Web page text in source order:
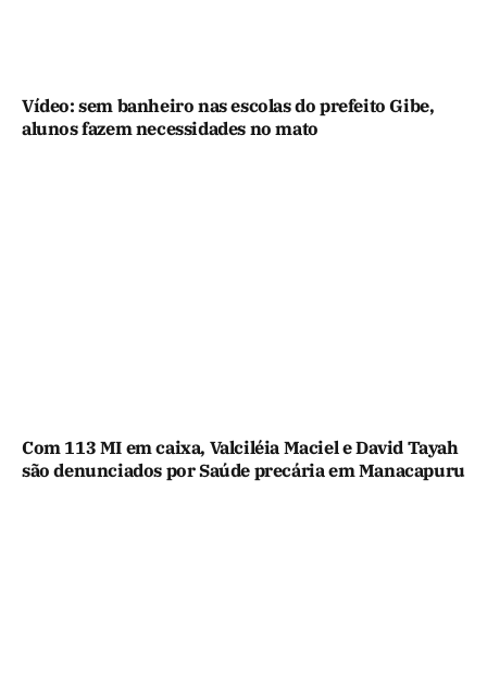
Vídeo: sem banheiro nas escolas do prefeito Gibe,
alunos fazem necessidades no mato
Com 113 MI em caixa, Valciléia Maciel e David Tayah
são denunciados por Saúde precária em Manacapuru